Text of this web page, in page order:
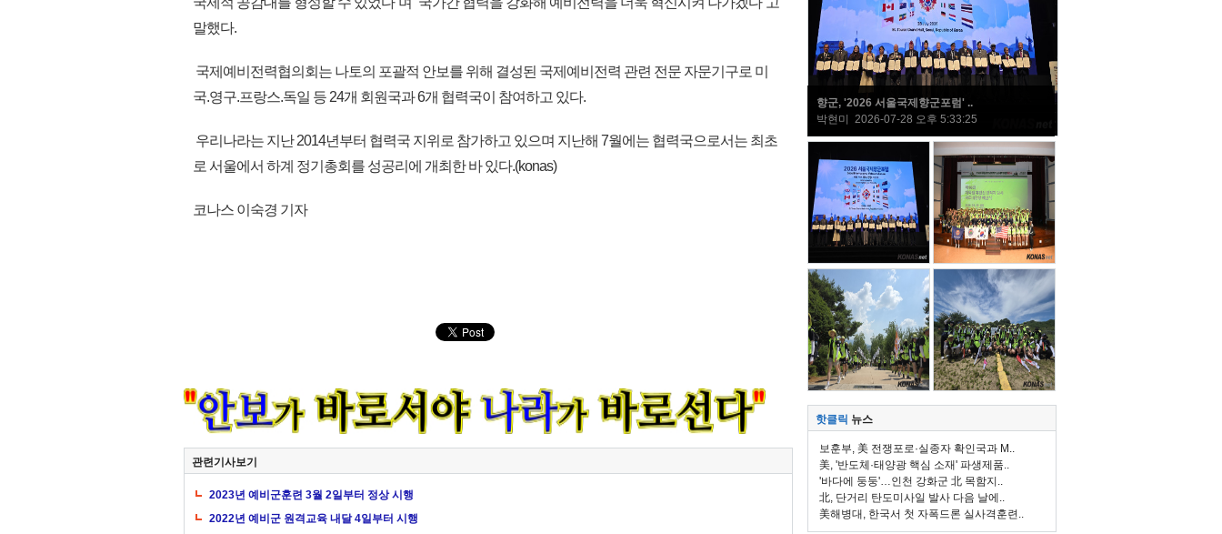
말했다.
국제예비전력협의회는 나토의 포괄적 안보를 위해 결성된 국제예비전력 관련 전문 자문기구로 미
국.영구.프랑스.독일 등 24개 회원국과 6개 협력국이 참여하고 있다.
우리나라는 지난 2014년부터 협력국 지위로 참가하고 있으며 지난해 7월에는 협력국으로서는 최초
로 서울에서 하계 정기총회를 성공리에 개최한 바 있다.(konas)
코나스 이숙경 기자
관련기사보기
2023년 예비군훈련 3월 2일부터 정상 시행
2022년 예비군 원격교육 내달 4일부터 시행
향군, '2026 서울국제향군포럼' ..
박현미 2026-07-28 오후 5:33:25
핫클릭 뉴스
보훈부, 美 전쟁포로·실종자 확인국과 M..
美, '반도체·태양광 핵심 소재' 파생제품..
'바다에 둥둥'…인천 강화군 北 목함지..
北, 단거리 탄도미사일 발사 다음 날에..
美해병대, 한국서 첫 자폭드론 실사격훈련..